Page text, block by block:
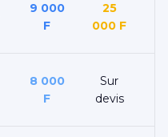
9 000
F
25
000 F
8 000
F
Sur
devis